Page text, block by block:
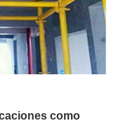
como